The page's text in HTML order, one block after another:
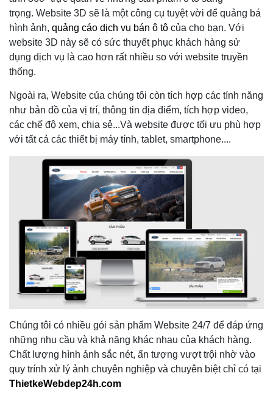
trọng. Website 3D sẽ là một công cụ tuyệt vời để quảng bá
hình ảnh, quảng cáo dịch vụ bán ô tô của cho bạn. Với
website 3D này sẽ có sức thuyết phục khách hàng sử
dụng dịch vụ là cao hơn rất nhiều so với website truyền
thống.
Ngoài ra, Website của chúng tôi còn tích hợp các tính năng
như bản đồ của vị trí, thông tin địa điểm, tích hợp video,
các chế độ xem, chia sẻ...Và website được tối ưu phù hợp
với tất cả các thiết bị máy tính, tablet, smartphone....
Chúng tôi có nhiều gói sản phẩm Website 24/7 để đáp ứng
những nhu cầu và khả năng khác nhau của khách hàng.
Chất lượng hình ảnh sắc nét, ấn tượng vượt trội nhờ vào
quy trính xử lý ảnh chuyên nghiệp và chuyên biệt chỉ có tại
ThietkeWebdep24h.com